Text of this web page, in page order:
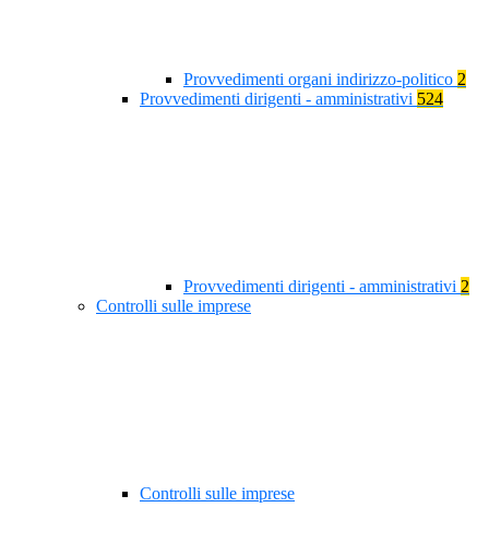
Provvedimenti organi indirizzo-politico 2
Provvedimenti dirigenti - amministrativi 524
Provvedimenti dirigenti - amministrativi 2
Controlli sulle imprese
Controlli sulle imprese